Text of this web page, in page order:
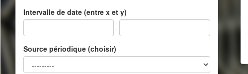
Intervalle de date (entre x et y)
-
Source périodique (choisir)